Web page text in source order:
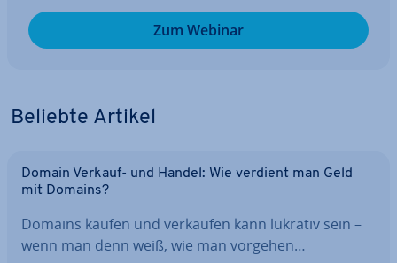
Zum Webinar
Beliebte Artikel
Domain Verkauf- und Handel: Wie verdient man Geld
mit Domains?
Domains kaufen und verkaufen kann lukrativ sein –
wenn man denn weiß, wie man vorgehen…